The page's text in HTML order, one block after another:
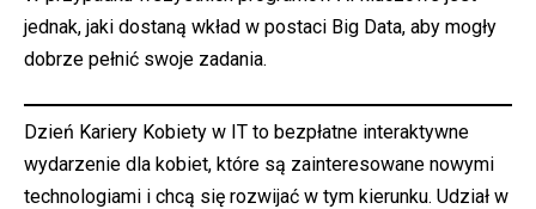
jednak, jaki dostaną wkład w postaci Big Data, aby mogły
dobrze pełnić swoje zadania.
Dzień Kariery Kobiety w IT to bezpłatne interaktywne
wydarzenie dla kobiet, które są zainteresowane nowymi
technologiami i chcą się rozwijać w tym kierunku. Udział w